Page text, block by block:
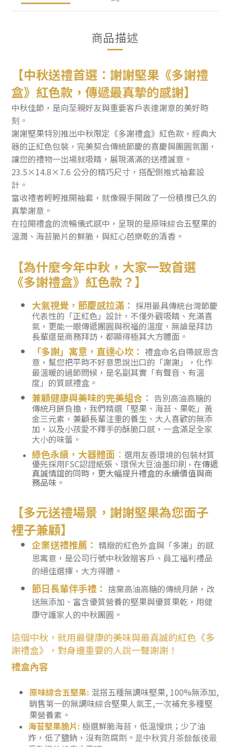
商品描述
【中秋送禮首選：謝謝堅果《多謝禮
盒》紅色款，傳遞最真摯的感謝】
中秋佳節，是向至親好友與重要客戶表達謝意的美好時
刻。
謝謝堅果特別推出中秋限定《多謝禮盒》紅色款，經典大
器的正紅色包裝，完美契合傳統節慶的喜慶與團圓氛圍，
讓您的禮物一出場就吸睛，展現滿滿的送禮誠意。
23.5×14.8×7.6 公分的精巧尺寸，搭配側推式袖套設
計。
當收禮者輕輕推開袖套，就像親手開啟了一份積攢已久的
真摯謝意。
在拉開禮盒的流暢儀式感中，呈現的是原味綜合五堅果的
溫潤、海苔脆片的鮮脆，與紅心芭樂乾的清香。
【為什麼今年中秋，大家一致首選
《多謝禮盒》紅色款？】
大氣視覺，節慶感拉滿： 採用最具傳統台灣節慶
代表性的「正紅色」設計，不僅外觀吸睛、充滿喜
氣，更能一眼傳遞團圓與祝福的溫度，無論是拜訪
長輩還是商務拜訪，都顯得極其大方體面 。
「多謝」寓意，直達心坎： 禮盒命名自帶感恩含
意，幫您把平時不好意思說出口的「謝謝」，化作
最溫暖的過節問候，是名副其實「有聲音、有溫
度」的質感禮盒 。
兼顧健康與美味的完美組合： 告別高油高糖的
傳統月餅負擔，我們精選「堅果、海苔、果乾」黃
金三元素，兼顧長輩注重的養生、大人喜歡的無添
加，以及小孩愛不釋手的酥脆口感，一盒滿足全家
大小的味蕾 。
綠色永續，大器體面 ： 選用友善環境的包裝材質
優先採用FSC認證紙張、 環保大豆油墨印刷 ， 在傳遞
真誠情誼的同時，更大幅提升禮盒的永續價值與商
務品味。
【多元送禮場景，謝謝堅果為您面子
裡子兼顧】
企業送禮推薦： 精緻的紅色外盒與「多謝」的感
恩寓意，是公司行號中秋致贈客戶、員工福利禮品
的絕佳選擇，大方得體。
節日長輩伴手禮： 捨棄高油高糖的傳統月餅，改
送無添加、富含優質營養的堅果與優質果乾，用健
康守護家人的中秋團圓。
這個中秋，就用最健康的美味與最真誠的紅色《多
謝禮盒》，對身邊重要的人說一聲謝謝！
禮盒內容
原味綜合五堅果: 混搭五種無調味堅果, 100%無添加,
銷售第一的無調味綜合堅果人氣王,一次補充多種堅
果營養素。
海苔堅果脆片: 極選鮮脆海苔，低溫慢烘；少了油
炸，低了鹽鈉，沒有防腐劑。 是中秋賞月茶餘飯後最